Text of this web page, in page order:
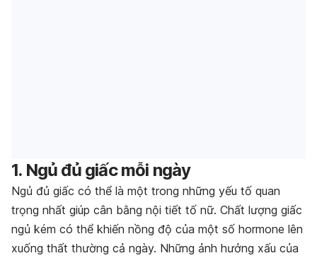
1. Ngủ đủ giấc mỗi ngày
Ngủ đủ giấc có thể là một trong những yếu tố quan
trọng nhất giúp cân bằng nội tiết tố nữ. Chất lượng giấc
ngủ kém có thể khiến nồng độ của một số hormone lên
xuống thất thường cả ngày. Những ảnh hưởng xấu của